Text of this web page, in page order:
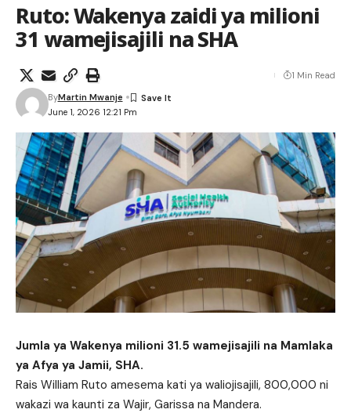
Ruto: Wakenya zaidi ya milioni
31 wamejisajili na SHA
June 1, 2026 12:21 Pm
ByMartin Mwanje
1 Min Read
Jumla ya Wakenya milioni 31.5 wamejisajili na Mamlaka
ya Afya ya Jamii, SHA.
Rais William Ruto amesema kati ya waliojisajili, 800,000 ni
wakazi wa kaunti za Wajir, Garissa na Mandera.